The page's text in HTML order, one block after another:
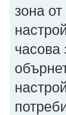
зона